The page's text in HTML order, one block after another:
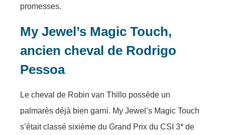
promesses.
My Jewel’s Magic Touch,
ancien cheval de Rodrigo
Pessoa
Le cheval de Robin van Thillo possède un
palmarès déjà bien garni. My Jewel’s Magic Touch
s’était classé sixième du Grand Prix du CSI 3* de